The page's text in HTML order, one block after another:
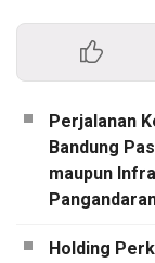
Perjalanan
Bandung
maupun
Holding